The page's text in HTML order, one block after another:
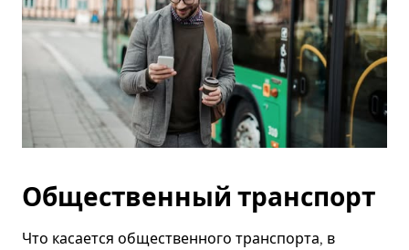
Общественный транспорт
Что касается общественного транспорта, в